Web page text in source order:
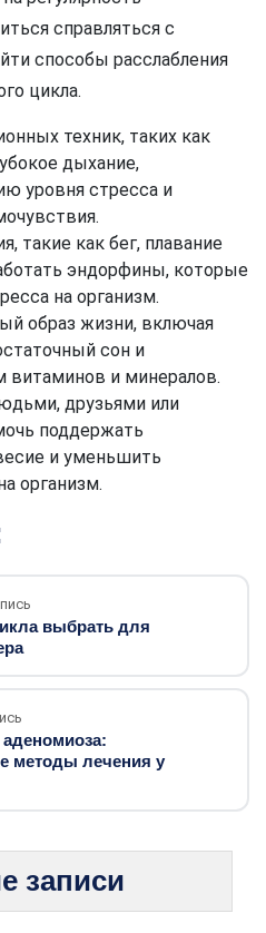
справляться с
способы расслабления
цикла.
техник, таких как
дыхание,
уровня стресса и
такие как бег, плавание
эндорфины, которые
на организм.
образ жизни, включая
сон и
витаминов и минералов.
друзьями или
поддержать
и уменьшить
организм.
выбрать для
аденомиоза:
методы лечения у
записи